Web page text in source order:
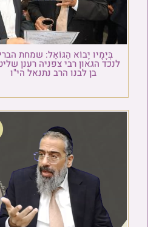
בְּיָמָיו יָבוֹא הַגּוֹאֵל: שמחת
לנכד הגאון רבי צפניה רענן
בן לבנו הרב נתנאל הי"ו